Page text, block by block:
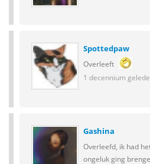
Spottedpaw
Overleeft
1 decennium
Gashina
Overleefd, ik had
ongeluk ging